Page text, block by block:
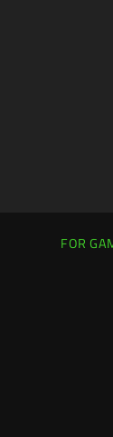
FOR